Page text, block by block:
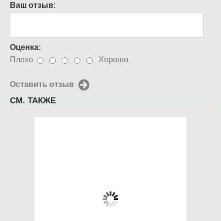
Ваш отзыв:
Оценка:
Плохо
Хорошо
Оставить отзыв
СМ. ТАКЖЕ